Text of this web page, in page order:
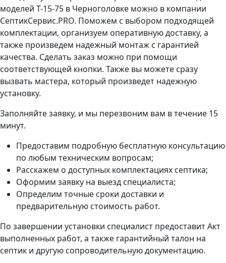
моделей Т-15-75 в Черноголовке можно в компании
СептикСервис.PRO. Поможем с выбором подходящей
комплектации, организуем оперативную доставку, а
также произведем надежный монтаж с гарантией
качества. Сделать заказ можно при помощи
соответствующей кнопки. Также вы можете сразу
вызвать мастера, который произведет надежную
установку.
Заполняйте заявку, и мы перезвоним вам в течение 15
минут.
Предоставим подробную бесплатную консультацию
по любым техническим вопросам;
Расскажем о доступных комплектациях септика;
Оформим заявку на выезд специалиста;
Определим точные сроки доставки и
предварительную стоимость работ.
По завершении установки специалист предоставит Акт
выполненных работ, а также гарантийный талон на
септик и другую сопроводительную документацию.